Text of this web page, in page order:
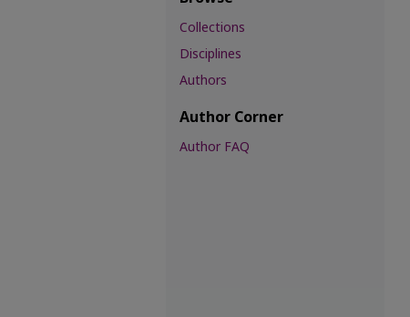
Collections
Disciplines
Authors
Author Corner
Author FAQ